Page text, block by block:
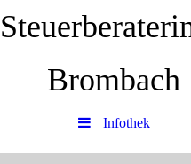
Brombach
Infothek